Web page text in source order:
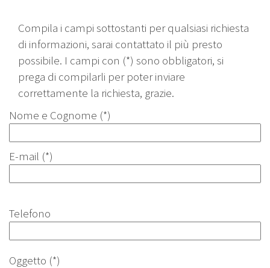
Compila i campi sottostanti per qualsiasi richiesta
di informazioni, sarai contattato il più presto
possibile. I campi con (*) sono obbligatori, si
prega di compilarli per poter inviare
correttamente la richiesta, grazie.
Nome e Cognome (*)
E-mail (*)
Telefono
Oggetto (*)